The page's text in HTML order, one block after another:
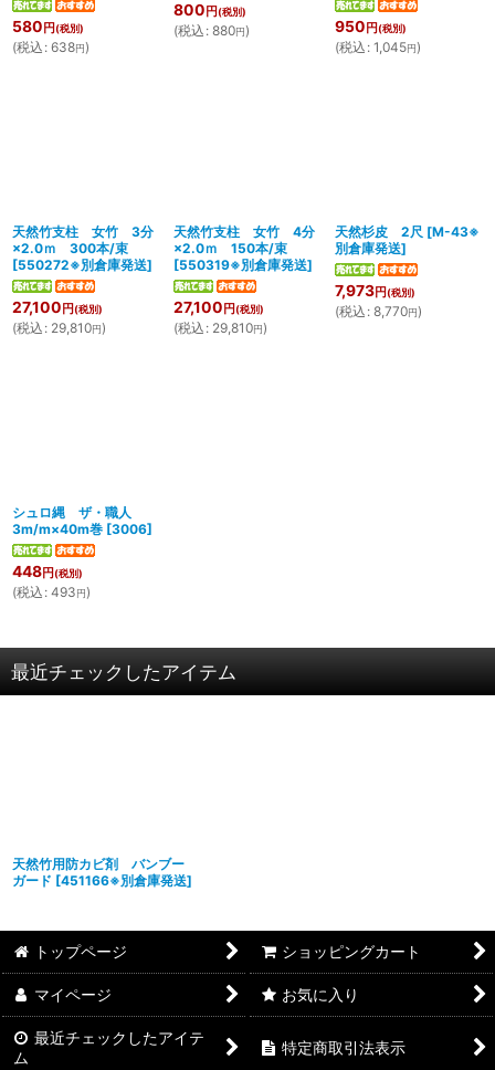
580 円(税別)
(税込 : 638円)
800 円(税別)
(税込 : 880円) 950 円(税別)
(税込 : 1,045円)
天然竹支柱 女竹 3分
×2.0ｍ 300本/束
[550272※別倉庫発送]
27,100 円(税別)
(税込 : 29,810円)
天然竹支柱 女竹 4分
×2.0ｍ 150本/束
[550319※別倉庫発送]
27,100 円(税別)
(税込 : 29,810円)
天然杉皮 2尺 [M-43※
別倉庫発送]
7,973円(税別)
(税込 : 8,770円)
シュロ縄 ザ・職人
3m/m×40m巻 [3006]
448円(税別)
(税込 : 493円)
最近チェックしたアイテム
天然竹用防カビ剤 バンブー
ガード [451166※別倉庫発送]
トップページ ショッピングカート
マイページ お気に入り
最近チェックしたアイテ
ム
特定商取引法表示